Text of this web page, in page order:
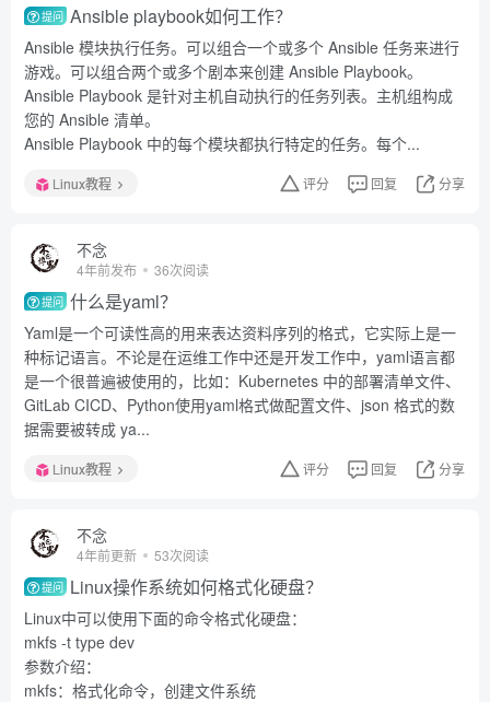
提问 Ansible playbook如何工作？
Ansible 模块执行任务。可以组合一个或多个 Ansible 任务来进行
游戏。可以组合两个或多个剧本来创建 Ansible Playbook。
Ansible Playbook 是针对主机自动执行的任务列表。主机组构成
您的 Ansible 清单。
Ansible Playbook 中的每个模块都执行特定的任务。每个...
Linux教程 评分 回复 分享
不念
4年前发布 36次阅读
提问 什么是yaml？
Yaml是一个可读性高的用来表达资料序列的格式，它实际上是一
种标记语言。不论是在运维工作中还是开发工作中，yaml语言都
是一个很普遍被使用的，比如：Kubernetes 中的部署清单文件、
GitLab CICD、Python使用yaml格式做配置文件、json 格式的数
据需要被转成 ya...
Linux教程 评分 回复 分享
不念
4年前更新 53次阅读
提问 Linux操作系统如何格式化硬盘？
Linux中可以使用下面的命令格式化硬盘：
mkfs -t type dev
参数介绍：
mkfs：格式化命令，创建文件系统